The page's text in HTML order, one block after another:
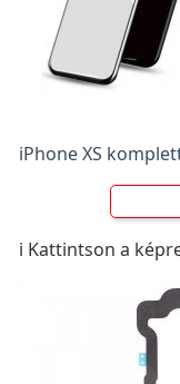
iPhone XS
ℹ️ Kattintson a